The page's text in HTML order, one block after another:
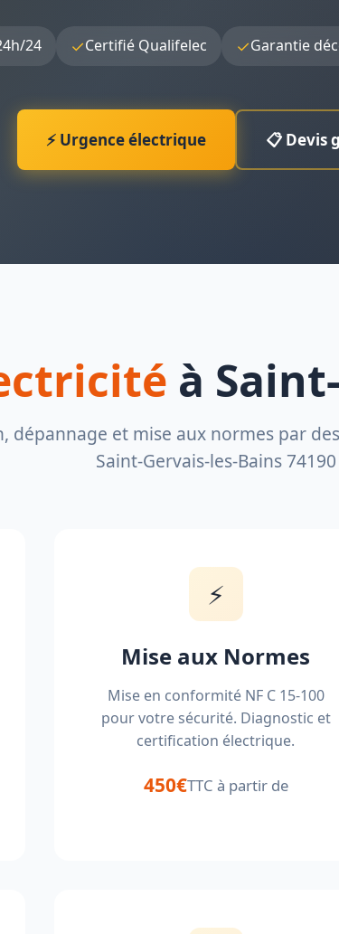
24 ✓Certifié Qualifelec ✓Garantie
⚡ Urgence électrique 📋 Devis
à
dépannage et mise aux normes par
Saint-Gervais-les-Bains 74190
⚡
Mise aux Normes
Mise en conformité NF C 15-100
pour votre sécurité. Diagnostic et
certification électrique.
450€TTC à partir de